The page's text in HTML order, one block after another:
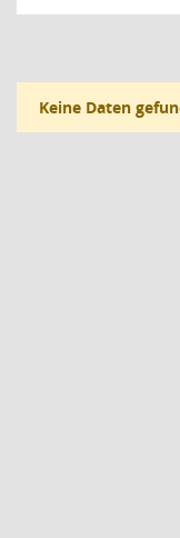
Keine Daten